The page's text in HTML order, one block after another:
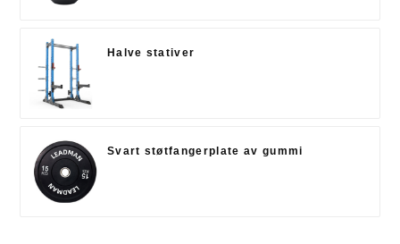
Halve stativer
Svart støtfangerplate av gummi